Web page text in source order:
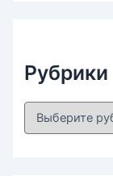
Рубрики
Р